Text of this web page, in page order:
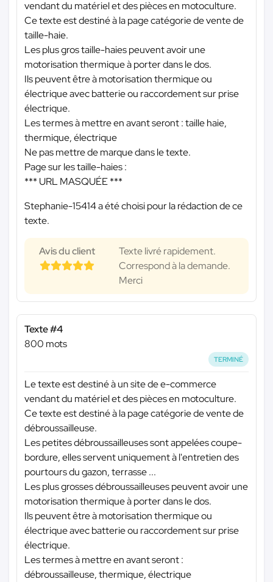
vendant du matériel et des pièces en motoculture.
Ce texte est destiné à la page catégorie de vente de
taille-haie.
Les plus gros taille-haies peuvent avoir une
motorisation thermique à porter dans le dos.
Ils peuvent être à motorisation thermique ou
électrique avec batterie ou raccordement sur prise
électrique.
Les termes à mettre en avant seront : taille haie,
thermique, électrique
Ne pas mettre de marque dans le texte.
Page sur les taille-haies :
*** URL MASQUÉE ***
Stephanie-15414 a été choisi pour la rédaction de ce
texte.
Avis du client
Texte livré rapidement.
Correspond à la demande.
Merci
Texte #4
800 mots
TERMINÉ
Le texte est destiné à un site de e-commerce
vendant du matériel et des pièces en motoculture.
Ce texte est destiné à la page catégorie de vente de
débroussailleuse.
Les petites débroussailleuses sont appelées coupe-
bordure, elles servent uniquement à l'entretien des
pourtours du gazon, terrasse ...
Les plus grosses débroussailleuses peuvent avoir une
motorisation thermique à porter dans le dos.
Ils peuvent être à motorisation thermique ou
électrique avec batterie ou raccordement sur prise
électrique.
Les termes à mettre en avant seront :
débroussailleuse, thermique, électrique